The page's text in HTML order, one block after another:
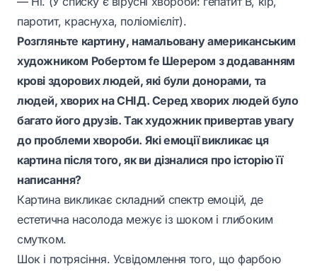
паротит, краснуха, поліомієліт).
Розгляньте картину, намальовану американським
художником Робертом fe Шерером з додаванням
крові здорових людей, які були донорами, та
людей, хворих на СНІД. Серед хворих людей було
багато його друзів. Так художник привертав увагу
до проблеми хвороби. Які емоції викликає ця
картина після того, як ви дізналися про історію її
написання?
Картина викликає складний спектр емоцій, де
естетична насолода межує із шоком і глибоким
смутком.
Шок і потрясіння. Усвідомлення того, що фарбою